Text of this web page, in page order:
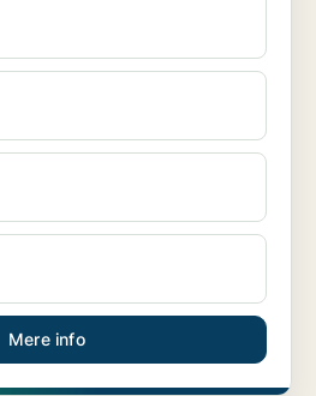
Mere info